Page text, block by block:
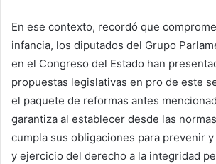
En ese contexto, recordó que
infancia, los diputados del Grupo
en el Congreso del Estado han
propuestas legislativas en pro de este
el paquete de reformas antes
garantiza al establecer desde las
cumpla sus obligaciones para prevenir
y ejercicio del derecho a la integridad